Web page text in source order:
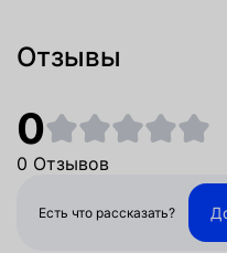
Отзывы
0
0 Отзывов
Есть что рассказать?